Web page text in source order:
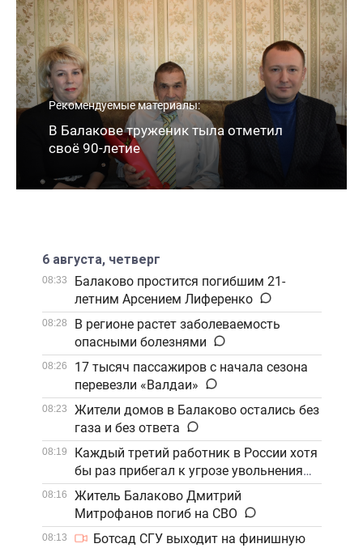
Рекомендуемые материалы:
В Балакове труженик тыла отметил
своё 90-летие
6 августа, четверг
08:33
Балаково простится погибшим 21-
летним Арсением Лиференко
08:28
В регионе растет заболеваемость
опасными болезнями
08:26
17 тысяч пассажиров с начала сезона
перевезли «Валдаи»
08:23
Жители домов в Балаково остались без
газа и без ответа
08:19
Каждый третий работник в России хотя
бы раз прибегал к угрозе увольнения
08:16
Житель Балаково Дмитрий
Митрофанов погиб на СВО
08:13
Ботсад СГУ выходит на финишную